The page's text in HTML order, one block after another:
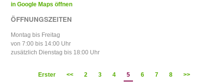
in Google Maps öffnen
ÖFFNUNGSZEITEN
Montag bis Freitag
von 7:00 bis 14:00 Uhr
zusätzlich Dienstag bis 18:00 Uhr
Erster << 2 3 4 5 6 7 8
>>